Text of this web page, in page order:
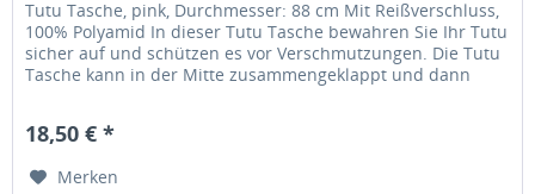
Tutu Tasche, pink, Durchmesser: 88 cm Mit Reißverschluss,
100% Polyamid In dieser Tutu Tasche bewahren Sie Ihr Tutu
sicher auf und schützen es vor Verschmutzungen. Die Tutu
Tasche kann in der Mitte zusammengeklappt und dann
18,50 € *
Merken